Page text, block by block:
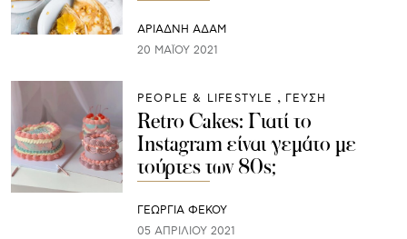
ΑΡΙΆΔΝΗ ΑΔΆΜ
20 ΜΑΪ́ΟΥ 2021
PEOPLE & LIFESTYLE ΓΕΥΣΗ
Retro Cakes: Γιατί το
Instagram είναι γεμάτο με
τούρτες των 80s;
ΓΕΩΡΓΙΑ ΦΕΚΟΥ
05 ΑΠΡΙΛΊΟΥ 2021